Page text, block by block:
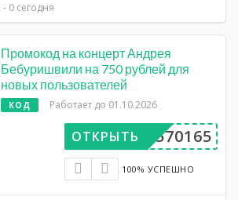
0 сегодня
Промокод на концерт Андрея
Бебуришвили на 750 рублей для
новых пользователей
КОД Работает до 01.10.2026
DP570165
ОТКРЫТЬ
100% УСПЕШНО